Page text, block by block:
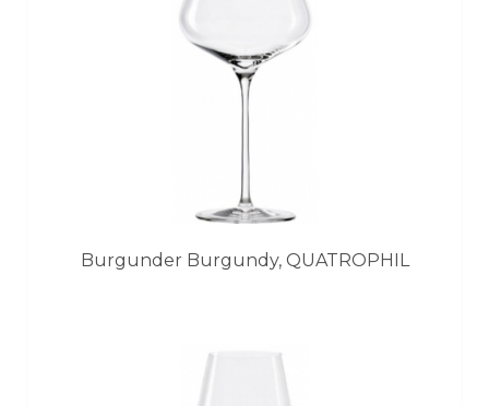
Burgunder Burgundy, QUATROPHIL